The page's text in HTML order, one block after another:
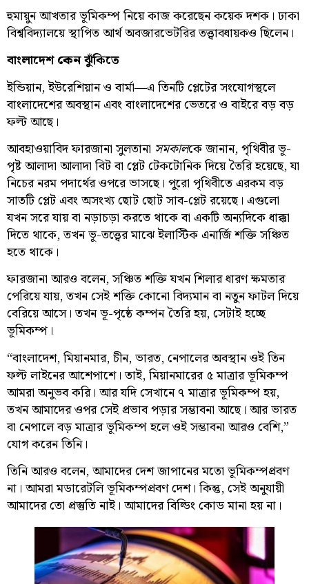
হুমায়ুন আখতার ভূমিকম্প নিয়ে কাজ করেছেন কয়েক দশক। ঢাকা
বিশ্ববিদ্যালয়ে স্থাপিত আর্থ অবজারভেটরির তত্ত্বাবধায়কও ছিলেন।
বাংলাদেশকেনঝুঁকিতে
ইন্ডিয়ান, ইউরেশিয়ান ও বার্মা—এ তিনটি প্লেটের সংযোগস্থলে
বাংলাদেশের অবস্থান এবং বাংলাদেশের ভেতরে ও বাইরে বড় বড়
ফল্ট আছে।
আবহাওয়াবিদ ফারজানা সুলতানা সমকালকে জানান, পৃথিবীর ভূ-
পৃষ্ট আলাদা আলাদা বিট বা প্লেট টেকটোনিক দিয়ে তৈরি হয়েছে, যা
নিচের নরম পদার্থের ওপরে ভাসছে। পুরো পৃথিবীতে এরকম বড়
সাতটি প্লেট এবং অসংখ্য ছোট ছোট সাব-প্লেট রয়েছে। এগুলো
যখন সরে যায় বা নড়াচড়া করতে থাকে বা একটি অন্যদিকে ধাক্কা
দিতে থাকে, তখন ভূ-তত্ত্বের মাঝে ইলাস্টিক এনার্জি শক্তি সঞ্চিত
হতে থাকে।
ফারজানা আরও বলেন, সঞ্চিত শক্তি যখন শিলার ধারণ ক্ষমতার
পেরিয়ে যায়, তখন সেই শক্তি কোনো বিদ্যমান বা নতুন ফাটল দিয়ে
বেরিয়ে আসে। তখন ভূ-পৃষ্ঠে কম্পন তৈরি হয়, সেটাই হচ্ছে
ভূমিকম্প।
“বাংলাদেশ, মিয়ানমার, চীন, ভারত, নেপালের অবস্থান ওই তিন
ফল্ট লাইনের আশেপাশে। তাই, মিয়ানমারের ৫ মাত্রার ভূমিকম্প
আমরা অনুভব করি। আর যদি সেখানে ৭ মাত্রার ভূমিকম্প হয়,
তখন আমাদের ওপর সেই প্রভাব পড়ার সম্ভাবনা আছে। আর ভারত
বা নেপালে বড় মাত্রার ভূমিকম্প হলে ওই সম্ভাবনা আরও বেশি,”
যোগ করেন তিনি।
তিনি আরও বলেন, আমাদের দেশ জাপানের মতো ভূমিকম্পপ্রবণ
না। আমরা মডারেটলি ভূমিকম্পপ্রবণ দেশ। কিন্তু, সেই অনুযায়ী
আমাদের তো প্রস্তুতি নাই। আমাদের বিল্ডিং কোড মানা হয় না।